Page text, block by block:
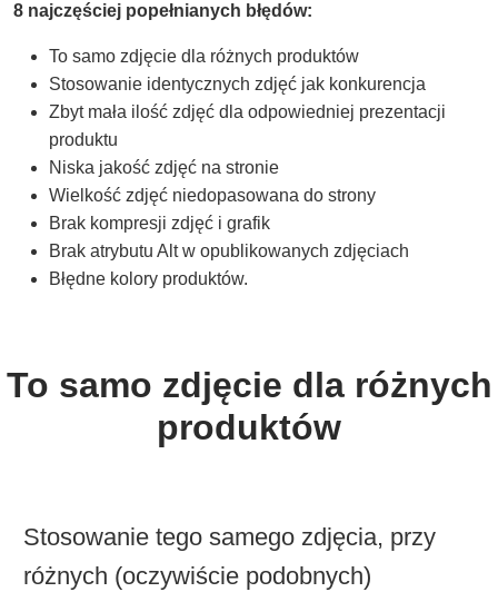
8 najczęściej popełnianych błędów:
To samo zdjęcie dla różnych produktów
Stosowanie identycznych zdjęć jak konkurencja
Zbyt mała ilość zdjęć dla odpowiedniej prezentacji
produktu
Niska jakość zdjęć na stronie
Wielkość zdjęć niedopasowana do strony
Brak kompresji zdjęć i grafik
Brak atrybutu Alt w opublikowanych zdjęciach
Błędne kolory produktów.
To samo zdjęcie dla różnych
produktów
Stosowanie tego samego zdjęcia, przy
różnych (oczywiście podobnych)